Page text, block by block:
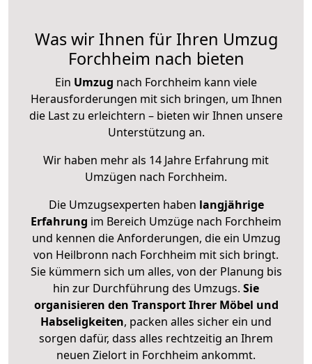
Was wir Ihnen für Ihren Umzug
Forchheim nach bieten
Ein Umzug nach Forchheim kann viele
Herausforderungen mit sich bringen, um Ihnen
die Last zu erleichtern – bieten wir Ihnen unsere
Unterstützung an.
Wir haben mehr als 14 Jahre Erfahrung mit
Umzügen nach Forchheim.
Die Umzugsexperten haben langjährige
Erfahrung im Bereich Umzüge nach Forchheim
und kennen die Anforderungen, die ein Umzug
von Heilbronn nach Forchheim mit sich bringt.
Sie kümmern sich um alles, von der Planung bis
hin zur Durchführung des Umzugs. Sie
organisieren den Transport Ihrer Möbel und
Habseligkeiten, packen alles sicher ein und
sorgen dafür, dass alles rechtzeitig an Ihrem
neuen Zielort in Forchheim ankommt.